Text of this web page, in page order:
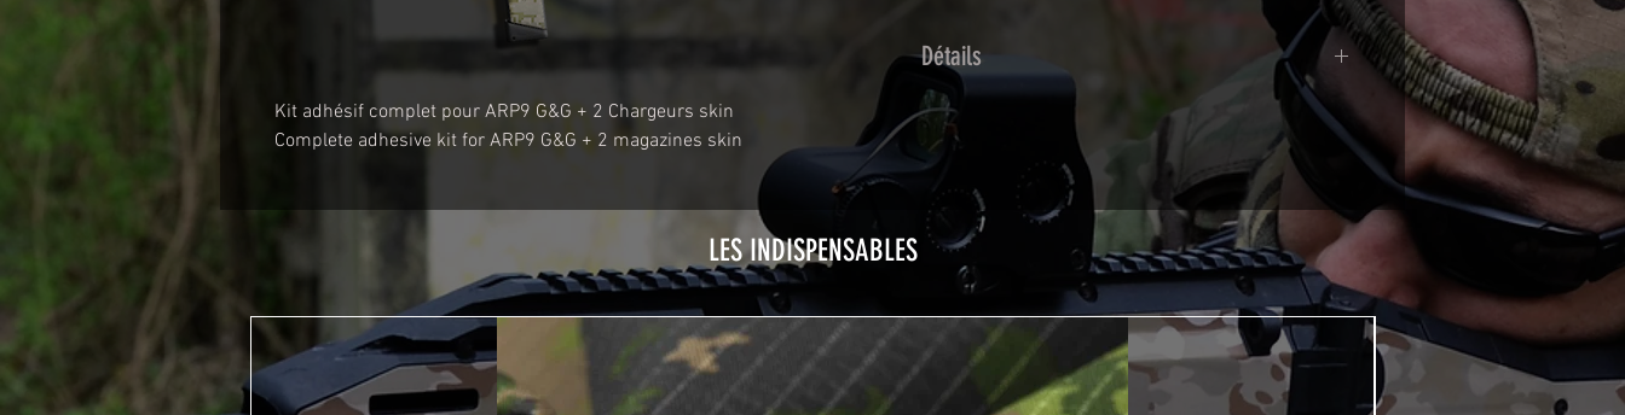
Kit adhésif complet pour ARP9 G&G + 2 Chargeurs skin
Complete adhesive kit for ARP9 G&G + 2 magazines skin
Détails
Adhésif de type polymère calandré recouvert d'une
plastification protègeant des UV et des rayures.
Utilisé initialement pour le marquage de véhicule,
les adhésifs AirsoftSkinZone offrent une grande
durabilité et résistent aux intempéries.
Nettoyer sa réplique à l'aide d'un produit alcoolisé
avant toute installation est indispensable. Un
décapeur thermique ou un sèche cheveux sera
nécessaire à l'installation de votre Skin. Voir la
rubrique
TUTOS / VIDEOS
LES INDISPENSABLES